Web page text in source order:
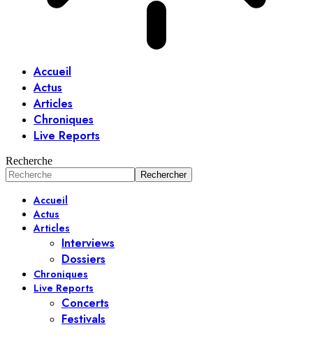
Accueil
Actus
Articles
Chroniques
Live Reports
Recherche
Accueil
Actus
Articles
Interviews
Dossiers
Chroniques
Live Reports
Concerts
Festivals